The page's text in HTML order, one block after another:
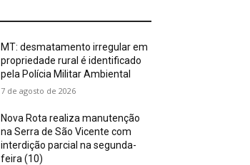
MT: desmatamento irregular em
propriedade rural é identificado
pela Polícia Militar Ambiental
7 de agosto de 2026
Nova Rota realiza manutenção
na Serra de São Vicente com
interdição parcial na segunda-
feira (10)